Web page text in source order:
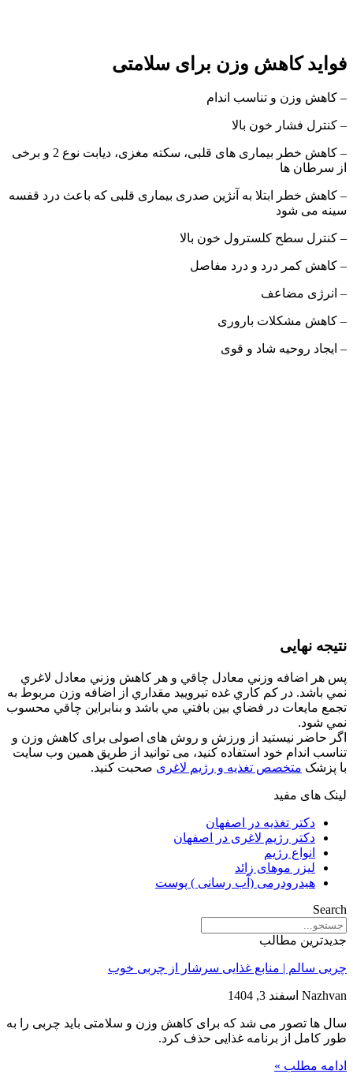
فواید کاهش وزن برای سلامتی
– کاهش وزن و تناسب اندام
– کنترل فشار خون بالا
– کاهش خطر بیماری های قلبی، سکته مغزی، دیابت نوع 2 و برخی
از سرطان ها
– کاهش خطر ابتلا به آنژین صدری بیماری قلبی که باعث درد قفسه
سینه می شود
– کنترل سطح کلسترول خون بالا
– کاهش کمر درد و درد مفاصل
– انرژی مضاعف
– کاهش مشکلات باروری
– ایجاد روحیه شاد و قوی
نتیجه نهایی
پس هر اضافه وزني معادل چاقي و هر كاهش وزني معادل لاغري
نمي باشد. در كم كاري غده تيروييد مقداري از اضافه وزن مربوط به
تجمع مايعات در فضاي بين بافتي مي باشد و بنابراين چاقي محسوب
نمي شود.
اگر حاضر نیستید از ورزش و روش های اصولی برای کاهش وزن و
تناسب اندام خود استفاده کنید، می توانید از طریق همین وب سایت
با پزشک متخصص تغذیه و رژیم لاغری صحبت کنید.
لینک های مفید
دکتر تغذیه در اصفهان
دکتر رژیم لاغری در اصفهان
انواع رژیم
لیزر موهای زائد
هیدرودرمی (آب رسانی ) پوست
Search
جدیدترین مطالب
چربی سالم | منابع غذایی سرشار از چربی خوب
Nazhvan اسفند 3, 1404
سال ها تصور می شد که برای کاهش وزن و سلامتی باید چربی را به
طور کامل از برنامه غذایی حذف کرد.
ادامه مطلب »